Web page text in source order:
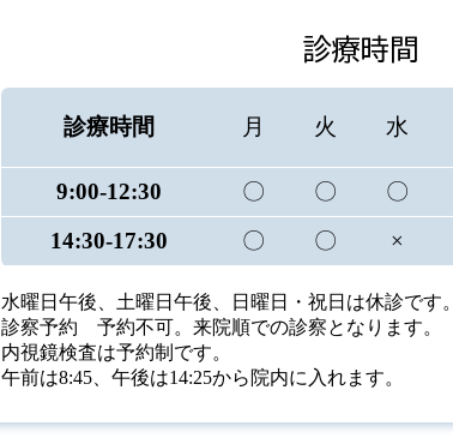
診療時間
診療時間 月 火 水
9:00-12:30
〇 〇 〇
14:30-17:30
〇 〇 ×
水曜日午後、土曜日午後、日曜日・祝日は休診です。
診察予約 予約不可。来院順での診察となります。
内視鏡検査は予約制です。
午前は8:45、午後は14:25から院内に入れます。